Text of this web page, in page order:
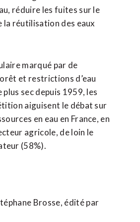
réduire les fuites sur le
réutilisation des eaux
marqué par de
et restrictions d’eau
sec depuis 1959, les
aiguisent le débat sur
en eau en France, en
agricole, de loin le
(58%).
Brosse, édité par